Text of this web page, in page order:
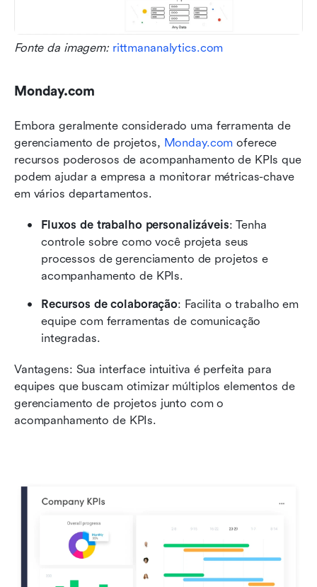
Fonte da imagem: rittmananalytics.com
Monday.com
Embora geralmente considerado uma ferramenta de
gerenciamento de projetos, Monday.com oferece
recursos poderosos de acompanhamento de KPIs que
podem ajudar a empresa a monitorar métricas-chave
em vários departamentos.
Fluxos de trabalho personalizáveis: Tenha
controle sobre como você projeta seus
processos de gerenciamento de projetos e
acompanhamento de KPIs.
Recursos de colaboração: Facilita o trabalho em
equipe com ferramentas de comunicação
integradas.
Vantagens: Sua interface intuitiva é perfeita para
equipes que buscam otimizar múltiplos elementos de
gerenciamento de projetos junto com o
acompanhamento de KPIs.